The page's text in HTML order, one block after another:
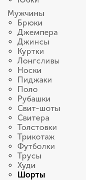
Мужчины
Брюки
Джемпера
Джинсы
Куртки
Лонгсливы
Носки
Пиджаки
Поло
Рубашки
Свит-шоты
Свитера
Толстовки
Трикотаж
Футболки
Трусы
Худи
Шорты